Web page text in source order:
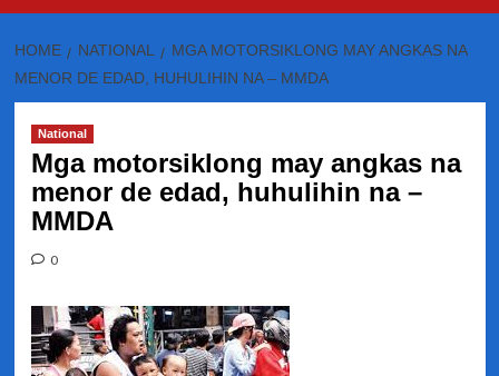
HOME NATIONAL
MGA MOTORSIKLONG MAY ANGKAS NA
MENOR DE EDAD, HUHULIHIN NA – MMDA
National
Mga motorsiklong may angkas na
menor de edad, huhulihin na –
MMDA
0